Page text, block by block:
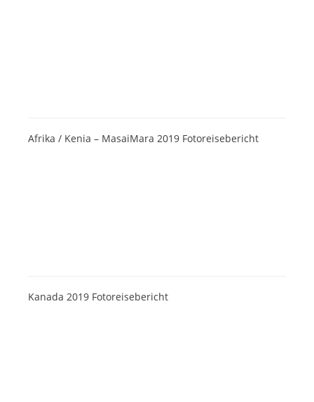
Afrika / Kenia – MasaiMara 2019 Fotoreisebericht
Kanada 2019 Fotoreisebericht